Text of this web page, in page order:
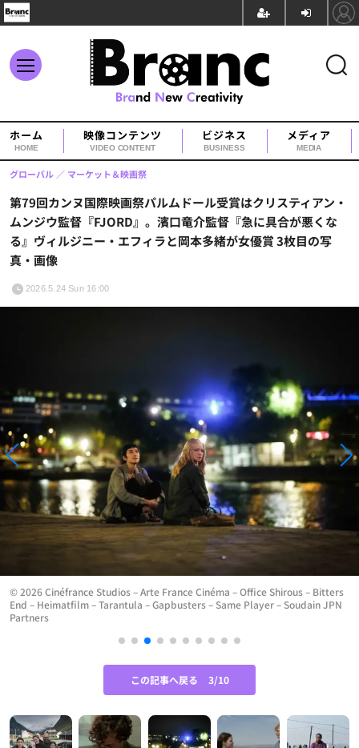
ホーム
HOME
映像コンテンツ
VIDEO CONTENT
ビジネス
BUSINESS
メディア
MEDIA
第79回カンヌ国際映画祭パルムドール受賞はクリスティアン・
ムンジウ監督『FJORD』。濱口竜介監督『急に具合が悪くな
る』ヴィルジニー・エフィラと岡本多緒が女優賞 3枚目の写
真・画像
グローバル マーケット＆映画祭
2026.5.24 Sun 16:00
© 2026 Cinéfrance Studios – Arte France Cinéma – Office Shirous – Bitters
End – Heimatfilm – Tarantula – Gapbusters – Same Player – Soudain JPN
Partners
この記事へ戻る 3/10